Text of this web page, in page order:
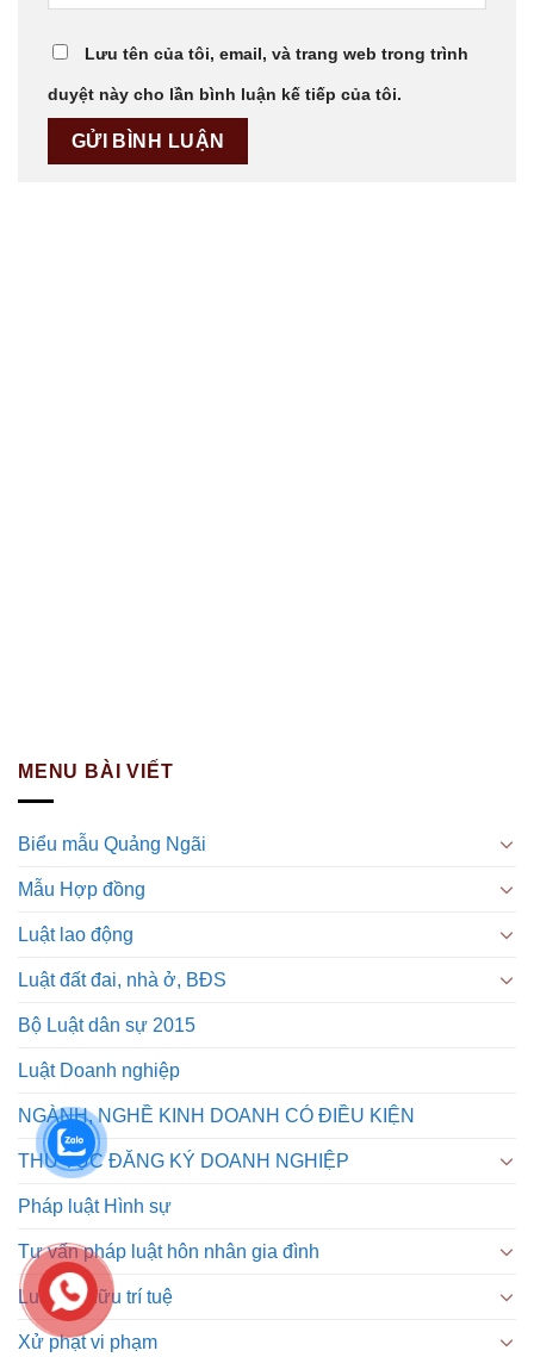
Lưu tên của tôi, email, và trang web trong trình
duyệt này cho lần bình luận kế tiếp của tôi.
MENU BÀI VIẾT
Biểu mẫu Quảng Ngãi
Mẫu Hợp đồng
Luật lao động
Luật đất đai, nhà ở, BĐS
Bộ Luật dân sự 2015
Luật Doanh nghiệp
NGÀNH, NGHỀ KINH DOANH CÓ ĐIỀU KIỆN
THỦ TỤC ĐĂNG KÝ DOANH NGHIỆP
Pháp luật Hình sự
Tư vấn pháp luật hôn nhân gia đình
Luật sở hữu trí tuệ
Xử phạt vi phạm